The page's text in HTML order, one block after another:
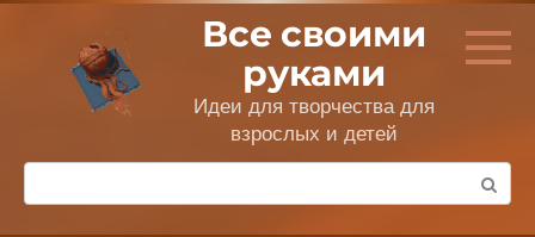
Перейти
контенту
Все своими
руками
Идеи для творчества для
взрослых и детей
Поиск: